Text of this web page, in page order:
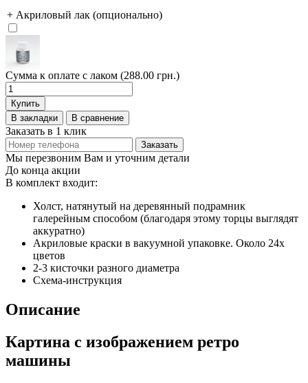
+ Акриловый лак (опционально)
Сумма к оплате с лаком (288.00 грн.)
Купить
В закладки
В сравнение
Заказать в 1 клик
Заказать
Мы перезвоним Вам и уточним детали
До конца акции
В комплект входит:
Холст, натянутый на деревянный подрамник
галерейным способом (благодаря этому торцы выглядят
аккуратно)
Акриловые краски в вакуумной упаковке. Около 24х
цветов
2-3 кисточки разного диаметра
Схема-инструкция
Описание
Картина с изображением ретро
машины